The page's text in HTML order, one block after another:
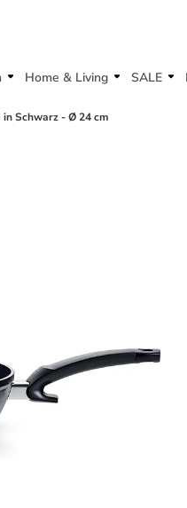
Home & Living SALE
in Schwarz - Ø 24 cm